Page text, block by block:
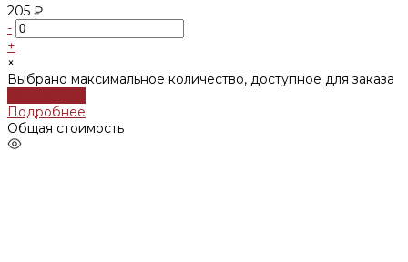
205 ₽
-
+
×
Выбрано максимальное количество, доступное для заказа
Подробнее
Общая стоимость